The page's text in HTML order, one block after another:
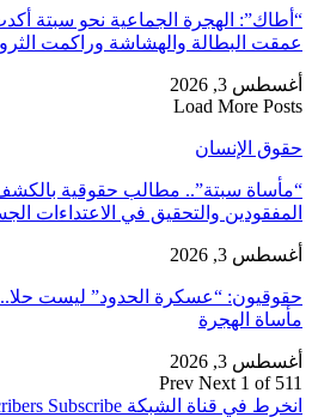
“أطاك”: الهجرة الجماعية نحو سبتة
عمقت البطالة والهشاشة وراكمت
أغسطس 3, 2026
Load More Posts
حقوق الإنسان
“مأساة سبتة”.. مطالب حقوقية
المفقودين والتحقيق في الاعتداءات
أغسطس 3, 2026
حقوقيون: “عسكرة الحدود” ليست حلا..
مأساة الهجرة
أغسطس 3, 2026
Prev Next 1 of 511
انخرط في قناة الشبكة Subscribe